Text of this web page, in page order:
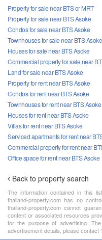
Property for sale near BTS or MRT
Property for sale near BTS Asoke
Condos for sale near BTS Asoke
Townhouses for sale near BTS Asoke
Houses for sale near BTS Asoke
Commercial property for sale near
Land for sale near BTS Asoke
Property for rent near BTS Asoke
Condos for rent near BTS Asoke
Townhouses for rent near BTS Asoke
Houses for rent near BTS Asoke
Villas for rent near BTS Asoke
Serviced apartments for rent near
Commercial property for rent near
Office space for rent near BTS Asoke
Back to property search
The information contained in this
thailand-property.com has no
thailand-property.com cannot
content or associated resources
for the purpose of advertising.
advertisement details, please contact